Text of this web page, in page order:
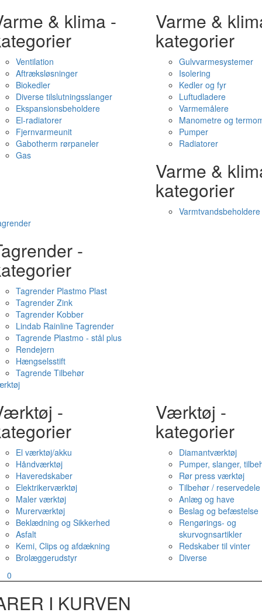
& klima -
Ventilation
Aftræksløsninger
Biokedler
Diverse tilslutningsslanger
Ekspansionsbeholdere
El-radiatorer
Fjernvarmeunit
Gabotherm rørpaneler
Gas
Varme &
kategorier
Gulvvarmesystemer
Isolering
Kedler og fyr
Luftudladere
Varmemålere
Manometre og
Pumper
Radiatorer
Varme &
kategorier
Varmtvandsbeholdere
-
Tagrender Plastmo Plast
Tagrender Zink
Tagrender Kobber
Lindab Rainline Tagrender
Tagrende Plastmo - stål plus
Rendejern
Hængselsstift
Tagrende Tilbehør
-
El værktøj/akku
Håndværktøj
Haveredskaber
Elektrikerværktøj
Maler værktøj
Murerværktøj
Beklædning og Sikkerhed
Asfalt
Kemi, Clips og afdækning
Brolæggerudstyr
Værktøj -
kategorier
Diamantværktøj
Pumper, slanger,
Rør press værktøj
Tilbehør / reservedele
Anlæg og have
Beslag og befæstelse
Rengørings- og
skurvognsartikler
Redskaber til vinter
Diverse
0
I KURVEN